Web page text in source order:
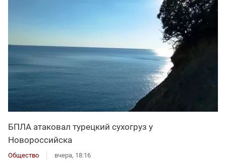
БПЛА атаковал турецкий сухогруз у
Новороссийска
Общество вчера, 18:16